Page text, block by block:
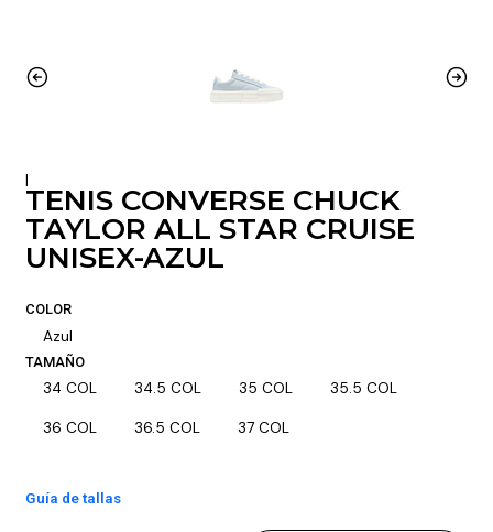
|
TENIS CONVERSE CHUCK
TAYLOR ALL STAR CRUISE
UNISEX-AZUL
COLOR
Azul
TAMAÑO
34 COL 34.5 COL 35 COL 35.5 COL
36 COL 36.5 COL 37 COL
Guía de tallas